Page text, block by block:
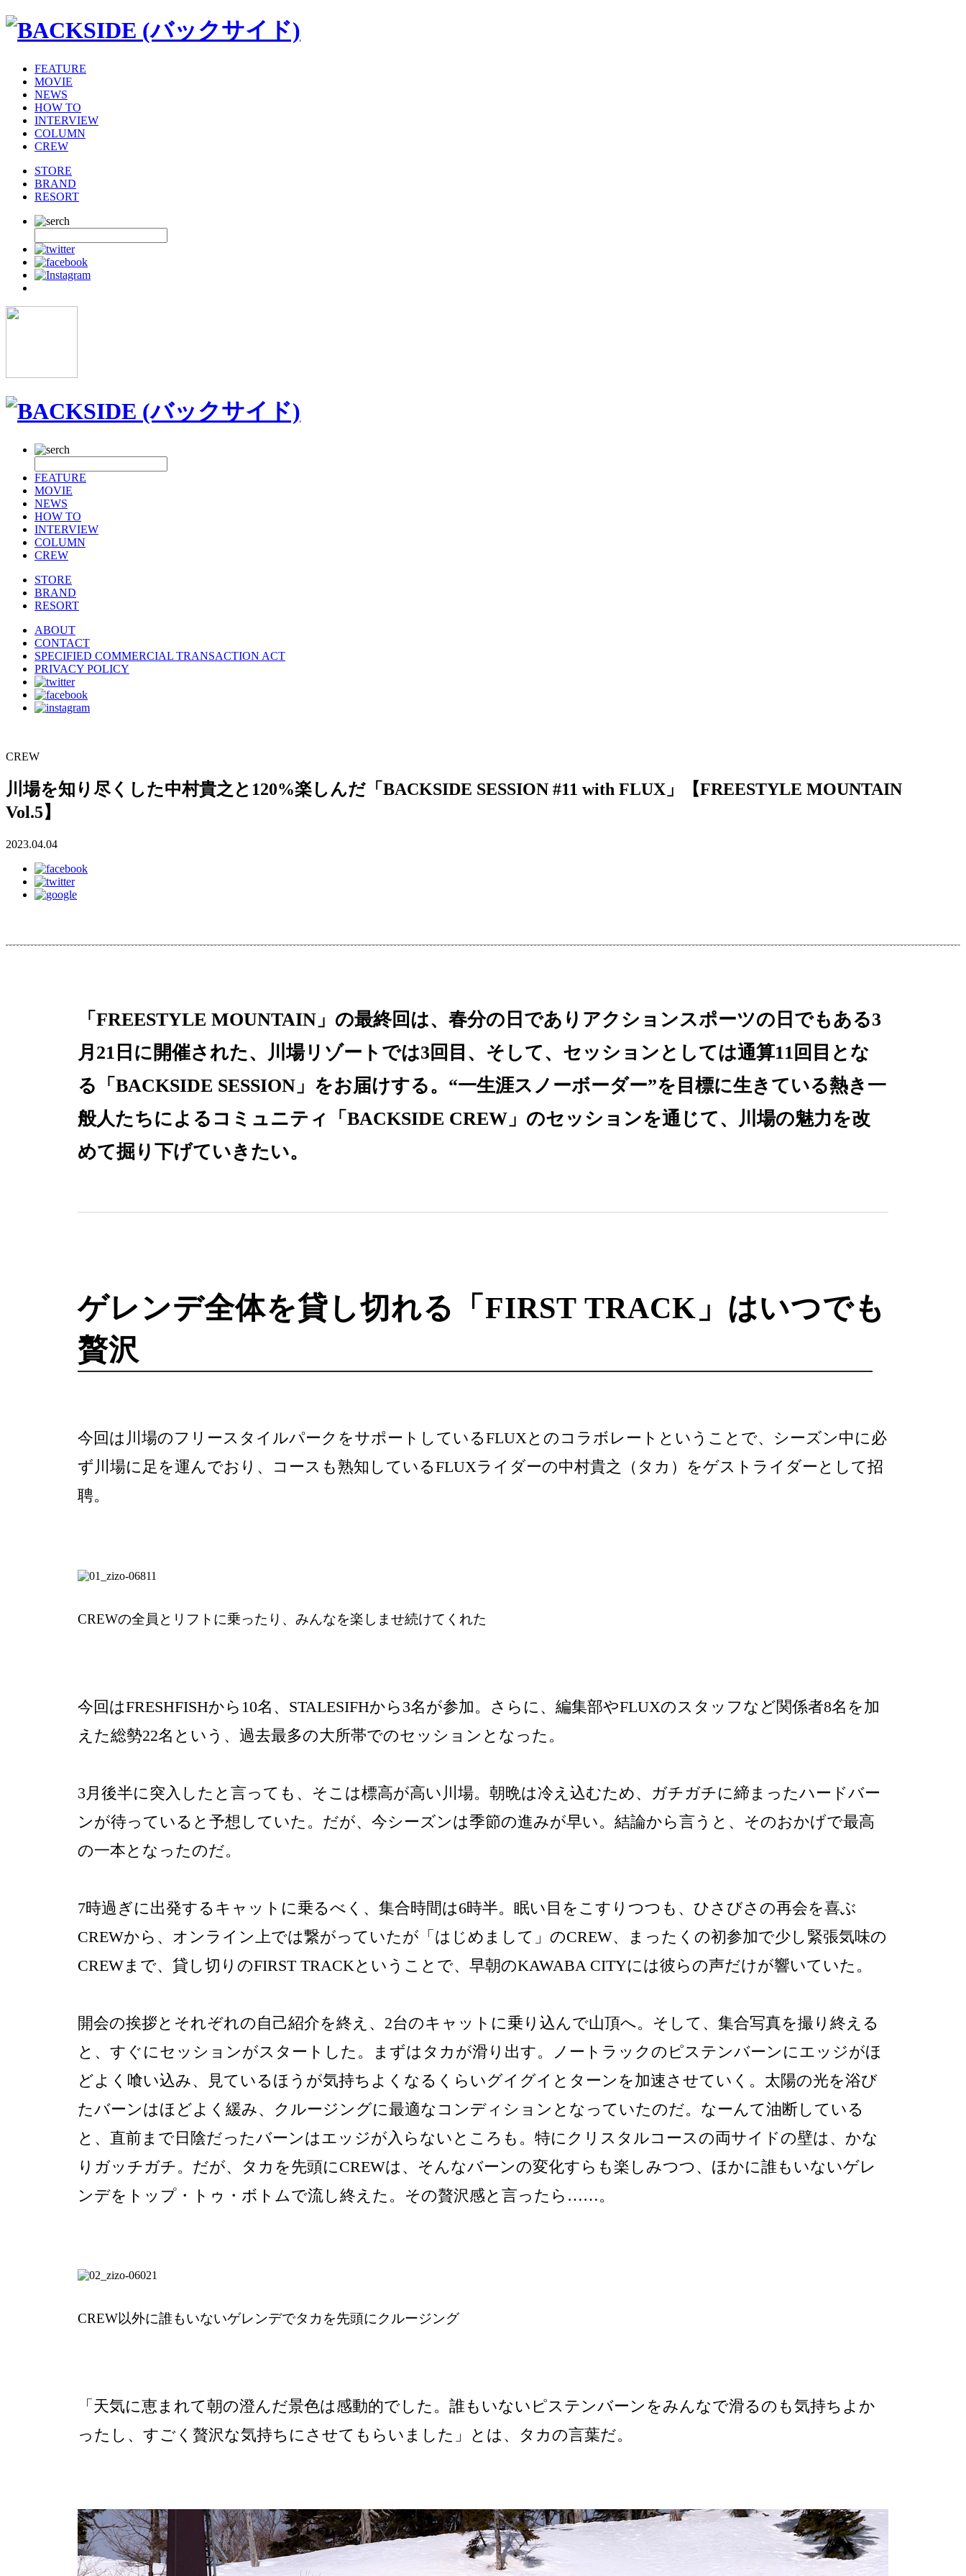
FEATURE
MOVIE
NEWS
HOW TO
INTERVIEW
COLUMN
CREW
STORE
BRAND
RESORT
FEATURE
MOVIE
NEWS
HOW TO
INTERVIEW
COLUMN
CREW
STORE
BRAND
RESORT
ABOUT
CONTACT
SPECIFIED COMMERCIAL TRANSACTION ACT
PRIVACY POLICY
CREW
川場を知り尽くした中村貴之と120%楽しんだ「BACKSIDE SESSION #11 with FLUX」【FREESTYLE MOUNTAIN
Vol.5】
2023.04.04
「FREESTYLE MOUNTAIN」の最終回は、春分の日でありアクションスポーツの日でもある3
月21日に開催された、川場リゾートでは3回目、そして、セッションとしては通算11回目とな
る「BACKSIDE SESSION」をお届けする。“一生涯スノーボーダー”を目標に生きている熱き一
般人たちによるコミュニティ「BACKSIDE CREW」のセッションを通じて、川場の魅力を改
めて掘り下げていきたい。
ゲレンデ全体を貸し切れる「FIRST TRACK」はいつでも
贅沢
今回は川場のフリースタイルパークをサポートしているFLUXとのコラボレートということで、シーズン中に必
ず川場に足を運んでおり、コースも熟知しているFLUXライダーの中村貴之（タカ）をゲストライダーとして招
聘。
CREWの全員とリフトに乗ったり、みんなを楽しませ続けてくれた
今回はFRESHFISHから10名、STALESIFHから3名が参加。さらに、編集部やFLUXのスタッフなど関係者8名を加
えた総勢22名という、過去最多の大所帯でのセッションとなった。
3月後半に突入したと言っても、そこは標高が高い川場。朝晩は冷え込むため、ガチガチに締まったハードバー
ンが待っていると予想していた。だが、今シーズンは季節の進みが早い。結論から言うと、そのおかげで最高
の一本となったのだ。
7時過ぎに出発するキャットに乗るべく、集合時間は6時半。眠い目をこすりつつも、ひさびさの再会を喜ぶ
CREWから、オンライン上では繋がっていたが「はじめまして」のCREW、まったくの初参加で少し緊張気味の
CREWまで、貸し切りのFIRST TRACKということで、早朝のKAWABA CITYには彼らの声だけが響いていた。
開会の挨拶とそれぞれの自己紹介を終え、2台のキャットに乗り込んで山頂へ。そして、集合写真を撮り終える
と、すぐにセッションがスタートした。まずはタカが滑り出す。ノートラックのピステンバーンにエッジがほ
どよく喰い込み、見ているほうが気持ちよくなるくらいグイグイとターンを加速させていく。太陽の光を浴び
たバーンはほどよく緩み、クルージングに最適なコンディションとなっていたのだ。なーんて油断している
と、直前まで日陰だったバーンはエッジが入らないところも。特にクリスタルコースの両サイドの壁は、かな
りガッチガチ。だが、タカを先頭にCREWは、そんなバーンの変化すらも楽しみつつ、ほかに誰もいないゲレ
ンデをトップ・トゥ・ボトムで流し終えた。その贅沢感と言ったら……。
CREW以外に誰もいないゲレンデでタカを先頭にクルージング
「天気に恵まれて朝の澄んだ景色は感動的でした。誰もいないピステンバーンをみんなで滑るのも気持ちよか
ったし、すごく贅沢な気持ちにさせてもらいました」とは、タカの言葉だ。